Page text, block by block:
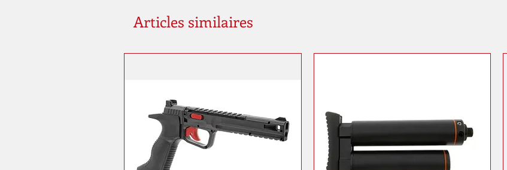
Articles similaires